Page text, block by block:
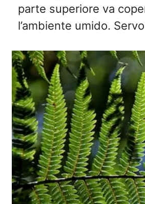
parte superiore va
l’ambiente umido.